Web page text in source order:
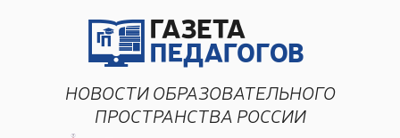
НОВОСТИ ОБРАЗОВАТЕЛЬНОГО
ПРОСТРАНСТВА РОССИИ